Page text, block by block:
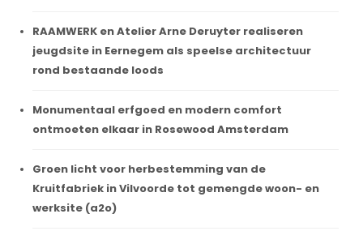
RAAMWERK en Atelier Arne Deruyter realiseren
jeugdsite in Eernegem als speelse architectuur
rond bestaande loods
Monumentaal erfgoed en modern comfort
ontmoeten elkaar in Rosewood Amsterdam
Groen licht voor herbestemming van de
Kruitfabriek in Vilvoorde tot gemengde woon- en
werksite (a2o)